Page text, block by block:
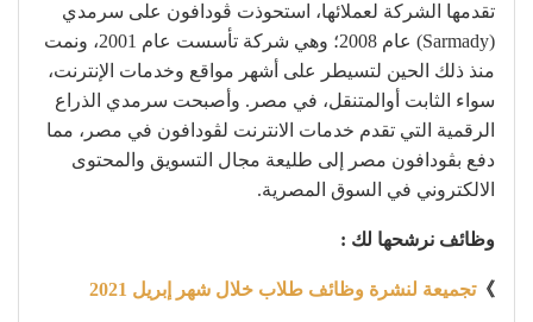
تقدمها الشركة لعملائها، استحوذت ڤودافون على سرمدي
(Sarmady) عام 2008؛ وهي شركة تأسست عام 2001، ونمت
منذ ذلك الحين لتسيطر على أشهر مواقع وخدمات الإنترنت،
سواء الثابت أوالمتنقل، في مصر. وأصبحت سرمدي الذراع
الرقمية التي تقدم خدمات الانترنت لڤودافون في مصر، مما
دفع بڤودافون مصر إلى طليعة مجال التسويق والمحتوى
الالكتروني في السوق المصرية.
وظائف نرشحها لك :
》تجميعة لنشرة وظائف طلاب خلال شهر إبريل 2021